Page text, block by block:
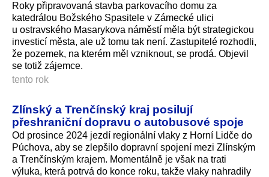
Roky připravovaná stavba parkovacího domu za
katedrálou Božského Spasitele v Zámecké ulici
u ostravského Masarykova náměstí měla být strategickou
investicí města, ale už tomu tak není. Zastupitelé rozhodli,
že pozemek, na kterém měl vzniknout, se prodá. Objevil
se totiž zájemce.
tento rok
Zlínský a Trenčínský kraj posilují
přeshraniční dopravu o autobusové spoje
Od prosince 2024 jezdí regionální vlaky z Horní Lidče do
Púchova, aby se zlepšilo dopravní spojení mezi Zlínským
a Trenčínským krajem. Momentálně je však na trati
výluka, která potrvá do konce roku, takže vlaky nahradily